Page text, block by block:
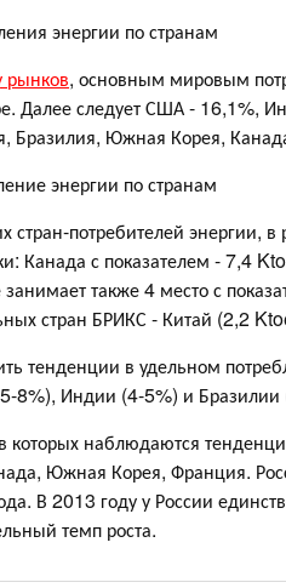
энергии по странам
рынков, основным мировым
Далее следует США - 16,1%,
Бразилия, Южная Корея,
энергии по странам
стран-потребителей энергии,
Канада с показателем - 7,4
также 4 место с
стран БРИКС - Китай (2,2
тенденции в удельном
8%), Индии (4-5%) и Бразилии
которых наблюдаются
Южная Корея, Франция.
В 2013 году у России
темп роста.